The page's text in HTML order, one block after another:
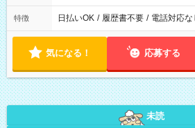
特徴 日払いOK / 履歴書不要 / 電話対応な
気になる！ 応募する
未読